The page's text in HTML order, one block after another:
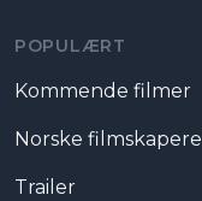
POPULÆRT
Kommende filmer
Norske filmskapere
Trailer